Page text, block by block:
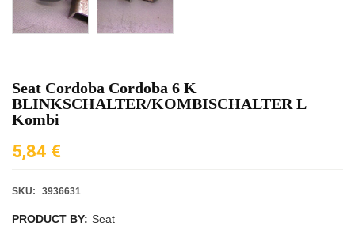
Seat Cordoba Cordoba 6 K
BLINKSCHALTER/KOMBISCHALTER L
Kombi
5,84 €
SKU: 3936631
PRODUCT BY: Seat